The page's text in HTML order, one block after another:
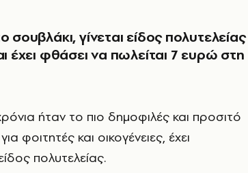
σουβλάκι, γίνεται είδος πολυτελείας
έχει φθάσει να πωλείται 7 ευρώ στη
ήταν το πιο δημοφιλές και προσιτό
φοιτητές και οικογένειες, έχει
πολυτελείας.